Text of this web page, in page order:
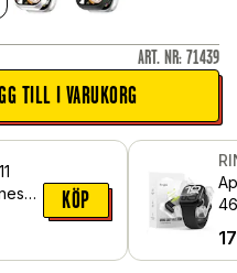
ART. NR: 71439
TILL I VARUKORG
KÖP